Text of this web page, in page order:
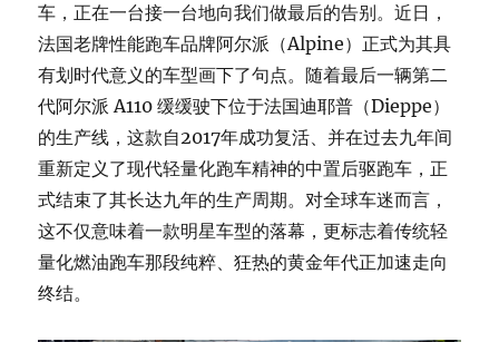
车，正在一台接一台地向我们做最后的告别。近日，
法国老牌性能跑车品牌阿尔派（Alpine）正式为其具
有划时代意义的车型画下了句点。随着最后一辆第二
代阿尔派 A110 缓缓驶下位于法国迪耶普（Dieppe）
的生产线，这款自2017年成功复活、并在过去九年间
重新定义了现代轻量化跑车精神的中置后驱跑车，正
式结束了其长达九年的生产周期。对全球车迷而言，
这不仅意味着一款明星车型的落幕，更标志着传统轻
量化燃油跑车那段纯粹、狂热的黄金年代正加速走向
终结。